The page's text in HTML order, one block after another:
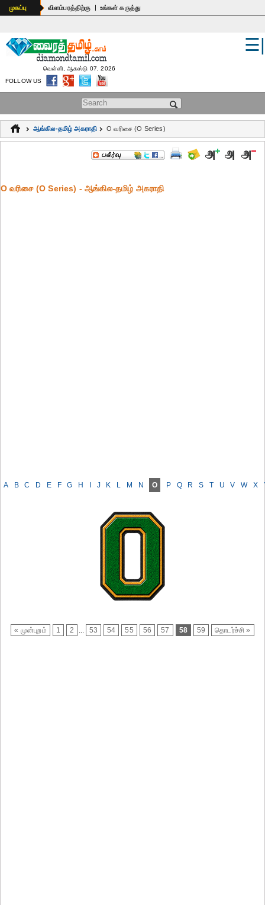
உலகம்
பொதுஅறிவு
கல்வி
ஆன்மிகம்
மருத்துவம்
முகப்பு விளம்பரத்திற்கு | உங்கள் கருத்து
Search form
☰|
வெள்ளி, ஆகஸ்டு 07, 2026
FOLLOW US
ஆங்கில-தமிழ் அகராதி O வரிசை (O Series)
O வரிசை (O Series) - ஆங்கில-தமிழ் அகராதி
A B C D E F G H J K L M N O P Q R S T U V W X
« முன்புறம் 1 2 ... 53 54 55 56 57 58 59 தொடர்ச்சி »